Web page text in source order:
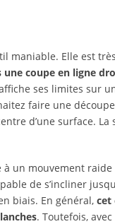
maniable. Elle est
une coupe en ligne
ses limites sur
faire une
d’une surface. La
à un mouvement
de s’incliner
biais. En général, cet
. Toutefois,